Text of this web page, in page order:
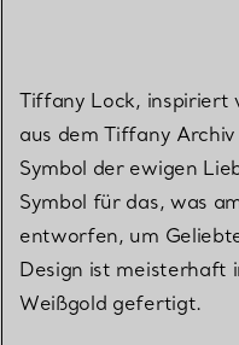
Tiffany Lock, inspiriert
aus dem Tiffany
Symbol der ewigen
Symbol für das, was
entworfen, um
Design ist meisterhaft
Weißgold gefertigt.